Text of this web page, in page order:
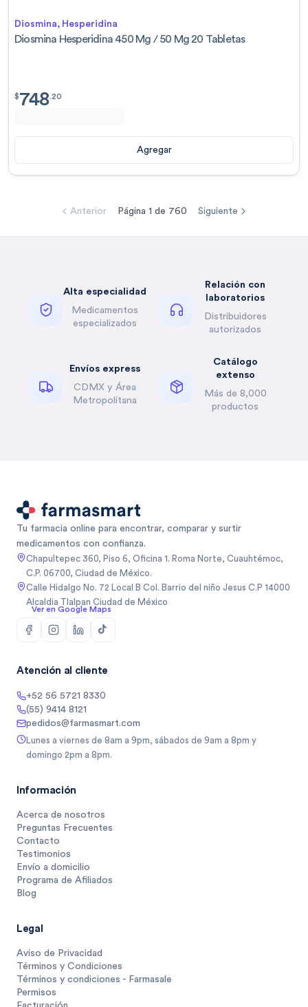
Diosmina, Hesperidina
Diosmina Hesperidina 450 Mg / 50 Mg 20 Tabletas
$748.20
$748.20
Agregar
Anterior Página 1 de 760 Siguiente
Alta especialidad
Medicamentos
especializados
Relación con
laboratorios
Distribuidores
autorizados
Envíos express
CDMX y Área
Metropolitana
Catálogo
extenso
Más de 8,000
productos
Tu farmacia online para encontrar, comparar y surtir
medicamentos con confianza.
Chapultepec 360, Piso 6, Oficina 1. Roma Norte, Cuauhtémoc,
C.P. 06700, Ciudad de México.
Calle Hidalgo No. 72 Local B Col. Barrio del niño Jesus C.P 14000
Alcaldia Tlalpan Ciudad de México
Ver en Google Maps
Atención al cliente
+52 56 5721 8330
(55) 9414 8121
pedidos@farmasmart.com
Lunes a viernes de 8am a 9pm, sábados de 9am a 8pm y
domingo 2pm a 8pm.
Información
Acerca de nosotros
Preguntas Frecuentes
Contacto
Testimonios
Envío a domicilio
Programa de Afiliados
Blog
Legal
Aviso de Privacidad
Términos y Condiciones
Términos y condiciones - Farmasale
Permisos